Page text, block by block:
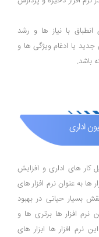
انطباق با نیاز ها و رشد
جدید یا ادغام ویژگی‌ ها و
باشد.
اداری
کار های اداری و افزایش
ها به عنوان نرم ‌افزار های
بسیار حیاتی در بهبود
نرم ‌افزار ها برتری ‌ها و
نرم‌ افزار ها ابزار های